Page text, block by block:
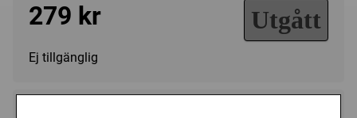
279 kr Utgått
Ej tillgänglig